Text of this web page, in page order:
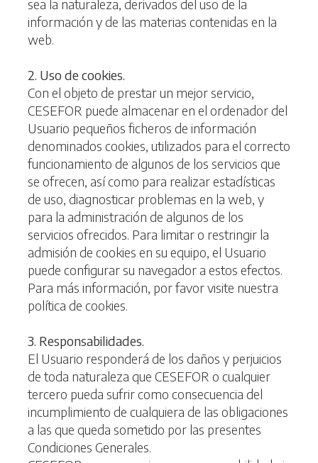
sea la naturaleza, derivados del uso de la
información y de las materias contenidas en la
web.
2. Uso de cookies.
Con el objeto de prestar un mejor servicio,
CESEFOR puede almacenar en el ordenador del
Usuario pequeños ficheros de información
denominados cookies, utilizados para el correcto
funcionamiento de algunos de los servicios que
se ofrecen, así como para realizar estadísticas
de uso, diagnosticar problemas en la web, y
para la administración de algunos de los
servicios ofrecidos. Para limitar o restringir la
admisión de cookies en su equipo, el Usuario
puede configurar su navegador a estos efectos.
Para más información, por favor visite nuestra
política de cookies.
3. Responsabilidades.
El Usuario responderá de los daños y perjuicios
de toda naturaleza que CESEFOR o cualquier
tercero pueda sufrir como consecuencia del
incumplimiento de cualquiera de las obligaciones
a las que queda sometido por las presentes
Condiciones Generales.